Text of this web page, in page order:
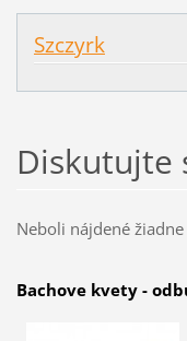
Szczyrk
Diskutujte
Neboli nájdené
Bachove kvety -